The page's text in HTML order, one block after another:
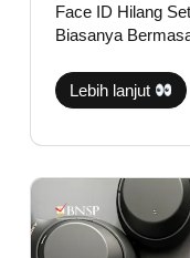
Face ID Hilang
Biasanya
Lebih lanjut
Kamera
iPhone
Bergetar
Saat
Dibuka?